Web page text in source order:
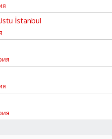
İstanbul